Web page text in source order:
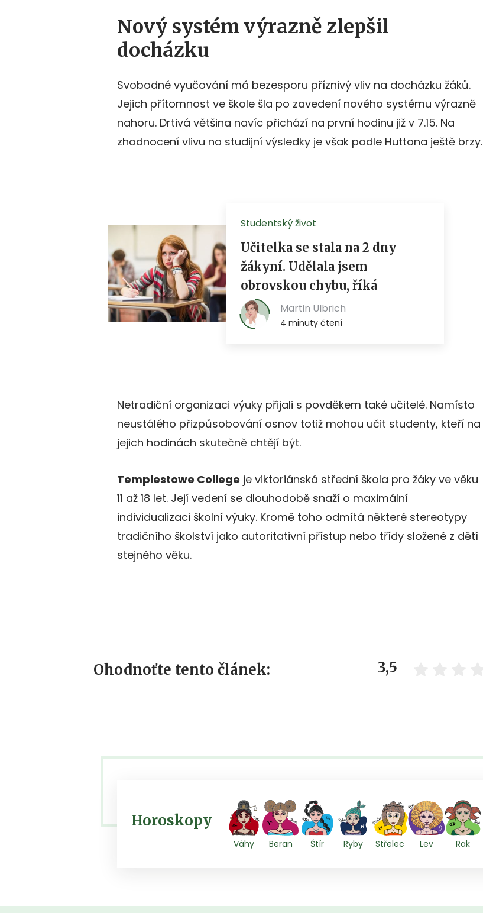
Nový systém výrazně zlepšil
docházku
Svobodné vyučování má bezesporu příznivý vliv na docházku žáků.
Jejich přítomnost ve škole šla po zavedení nového systému výrazně
nahoru. Drtivá většina navíc přichází na první hodinu již v 7.15. Na
zhodnocení vlivu na studijní výsledky je však podle Huttona ještě brzy.
Netradiční organizaci výuky přijali s povděkem také učitelé. Namísto
neustálého přizpůsobování osnov totiž mohou učit studenty, kteří na
jejich hodinách skutečně chtějí být.
Templestowe College je viktoriánská střední škola pro žáky ve věku
11 až 18 let. Její vedení se dlouhodobě snaží o maximální
individualizaci školní výuky. Kromě toho odmítá některé stereotypy
tradičního školství jako autoritativní přístup nebo třídy složené z dětí
stejného věku.
Ohodnoťte tento článek: 3,5
Horoskopy
Váhy Beran Štír Ryby Střelec Lev Rak